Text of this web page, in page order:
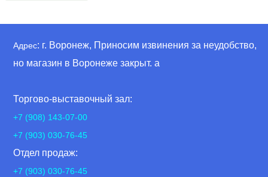
Адрес: г. Воронеж, Приносим извинения за неудобство,
но магазин в Воронеже закрыт. а
Торгово-выставочный зал:
+7 (908) 143-07-00
+7 (903) 030-76-45
Отдел продаж:
+7 (903) 030-76-45